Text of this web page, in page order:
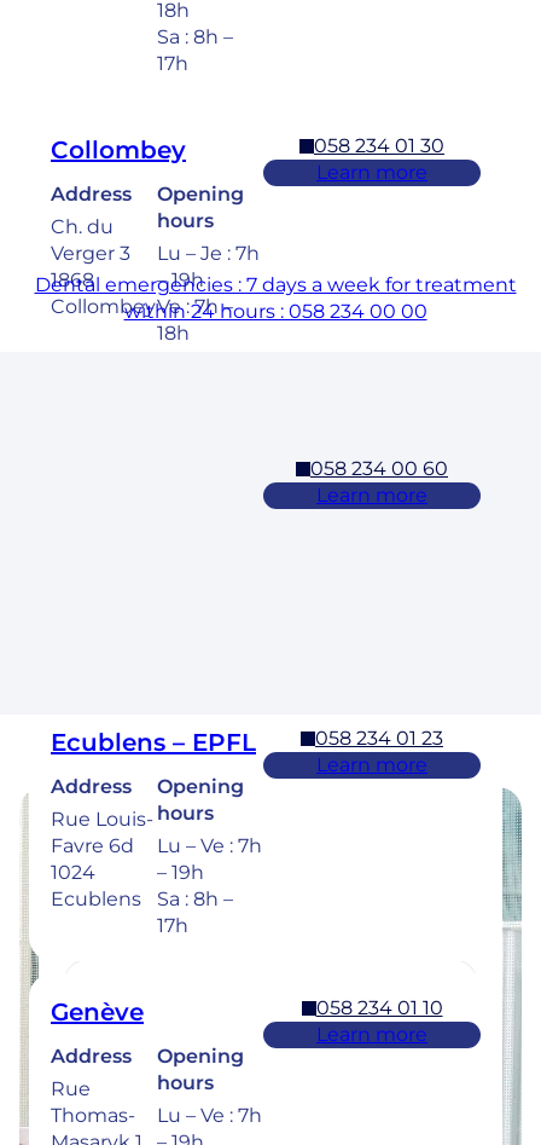
18h
Sa : 8h –
17h
Collombey
Address
Ch. du
Verger 3
1868
Collombey
Opening
hours
Lu – Je : 7h
– 19h
Ve : 7h –
18h
058 234 01 30
Learn more
058 234 00 60
Learn more
Ecublens – EPFL
Address
Rue Louis-
Favre 6d
1024
Ecublens
Opening
hours
Lu – Ve : 7h
– 19h
Sa : 8h –
17h
058 234 01 23
Learn more
Genève
Address
Rue
Thomas-
Opening
hours
Lu – Ve : 7h
058 234 01 10
Learn more
Dental emergencies : 7 days a week for treatment
within 24 hours : 058 234 00 00
Opening hours
Find the opening hours of our clinics
Bulle
Address
Opening